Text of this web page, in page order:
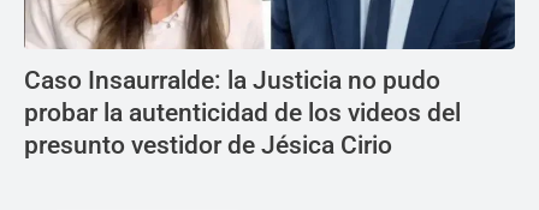
Caso Insaurralde: la Justicia no pudo
probar la autenticidad de los videos del
presunto vestidor de Jésica Cirio